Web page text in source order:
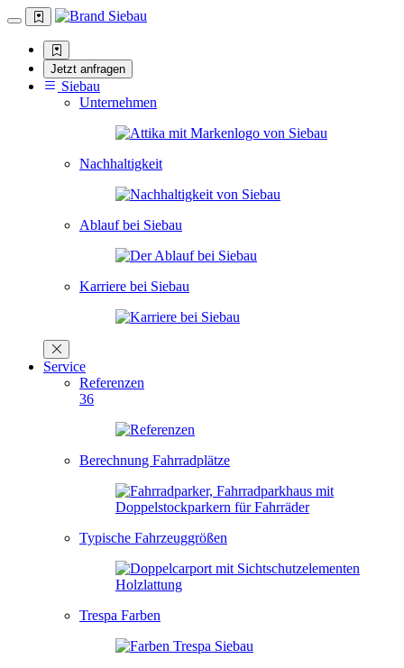
Jetzt anfragen
Siebau
Unternehmen
Nachhaltigkeit
Ablauf bei Siebau
Karriere bei Siebau
Service
Referenzen
36
Berechnung Fahrradplätze
Typische Fahrzeuggrößen
Trespa Farben